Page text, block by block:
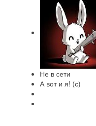
Не в сети
А вот и я! (с)